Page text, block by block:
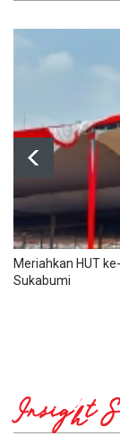
Meriahkan HUT
Sukabumi
Insight